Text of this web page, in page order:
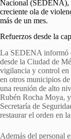
Nacional (SEDENA),
creciente ola de
más de un mes.
Refuerzos desde la
La SEDENA informó
desde la Ciudad de
vigilancia y control en
en otros municipios
una reunión de alto
Rubén Rocha Moya,
Secretaría de
restaurar el orden en
Además del personal